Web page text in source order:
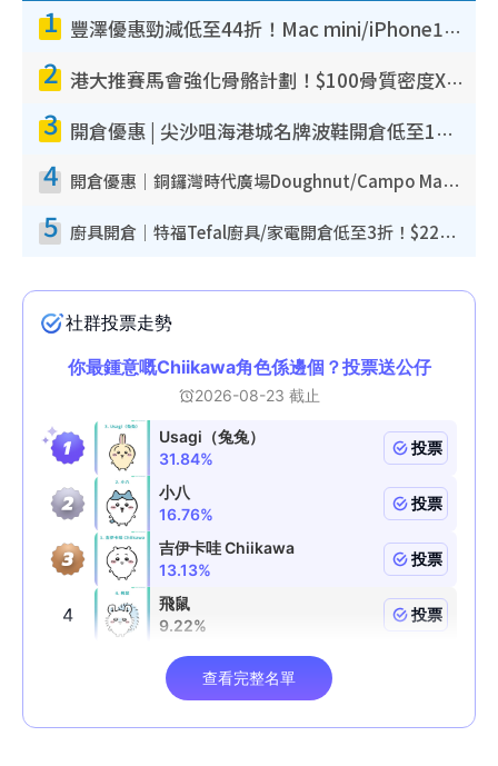
1 豐澤優惠勁減低至44折！Mac mini/iPhone17Pro大減價！廚房家電$220起
2 港大推賽馬會強化骨骼計劃！$100骨質密度X光檢查 完成免費運動訓練送超市禮券！附參加資格
3 開倉優惠 | 尖沙咀海港城名牌波鞋開倉低至1折！On鞋$899起／Joy&Peace鞋履$98起
4 開倉優惠｜銅鑼灣時代廣場Doughnut/Campo Marzio開倉低至1折！背囊、書包、手袋劈價$200起
5 廚具開倉｜特福Tefal廚具/家電開倉低至3折！$220起買平底鍋/炒鑊/湯煲！電飯煲/吸塵機/燙斗$418起